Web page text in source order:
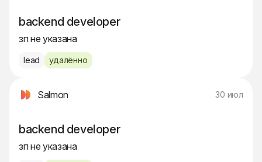
backend developer
зп не указана
lead удалённо
Salmon 30 июл
backend developer
зп не указана